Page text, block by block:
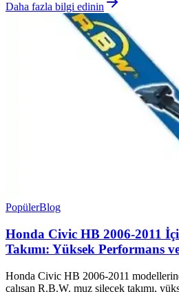
Daha fazla bilgi edinin
PopülerBlog
Honda Civic HB 2006-2011
Takımı: Yüksek Performans
Honda Civic HB 2006-2011
çalışan R.B.W. muz silecek takımı,